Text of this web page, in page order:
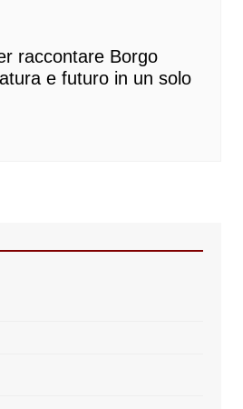
raccontare Borgo
e futuro in un solo